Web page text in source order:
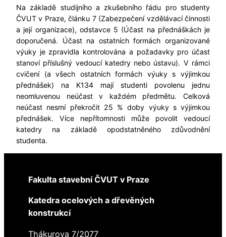
Na základě studijního a zkušebního řádu pro studenty
ČVUT v Praze, článku 7 (Zabezpečení vzdělávací činnosti
a její organizace), odstavce 5 (Účast na přednáškách je
doporučená. Účast na ostatních formách organizované
výuky je zpravidla kontrolována a požadavky pro účast
stanoví příslušný vedoucí katedry nebo ústavu). V rámci
cvičení (a všech ostatních formách výuky s výjimkou
přednášek) na K134 mají studenti povolenu jednu
neomluvenou neúčast v každém předmětu. Celková
neúčast nesmí překročit 25 % doby výuky s výjimkou
přednášek. Více nepřítomnosti může povolit vedoucí
katedry na základě opodstatněného zdůvodnění
studenta.
Fakulta stavební ČVUT v Praze
Katedra ocelových a dřevěných
konstrukcí
Thákurova 7/2077